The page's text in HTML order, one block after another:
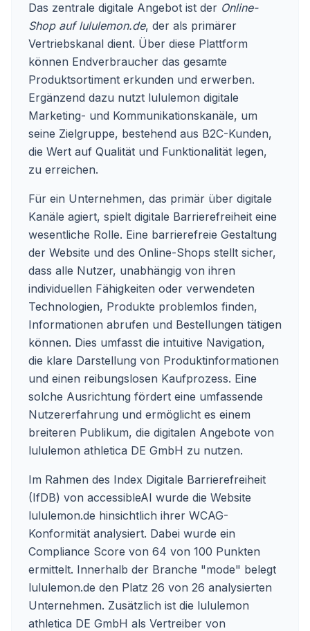
Das zentrale digitale Angebot ist der Online-
Shop auf lululemon.de, der als primärer
Vertriebskanal dient. Über diese Plattform
können Endverbraucher das gesamte
Produktsortiment erkunden und erwerben.
Ergänzend dazu nutzt lululemon digitale
Marketing- und Kommunikationskanäle, um
seine Zielgruppe, bestehend aus B2C-Kunden,
die Wert auf Qualität und Funktionalität legen,
zu erreichen.
Für ein Unternehmen, das primär über digitale
Kanäle agiert, spielt digitale Barrierefreiheit eine
wesentliche Rolle. Eine barrierefreie Gestaltung
der Website und des Online-Shops stellt sicher,
dass alle Nutzer, unabhängig von ihren
individuellen Fähigkeiten oder verwendeten
Technologien, Produkte problemlos finden,
Informationen abrufen und Bestellungen tätigen
können. Dies umfasst die intuitive Navigation,
die klare Darstellung von Produktinformationen
und einen reibungslosen Kaufprozess. Eine
solche Ausrichtung fördert eine umfassende
Nutzererfahrung und ermöglicht es einem
breiteren Publikum, die digitalen Angebote von
lululemon athletica DE GmbH zu nutzen.
Im Rahmen des Index Digitale Barrierefreiheit
(IfDB) von accessibleAI wurde die Website
lululemon.de hinsichtlich ihrer WCAG-
Konformität analysiert. Dabei wurde ein
Compliance Score von 64 von 100 Punkten
ermittelt. Innerhalb der Branche "mode" belegt
lululemon.de den Platz 26 von 26 analysierten
Unternehmen. Zusätzlich ist die lululemon
athletica DE GmbH als Vertreiber von